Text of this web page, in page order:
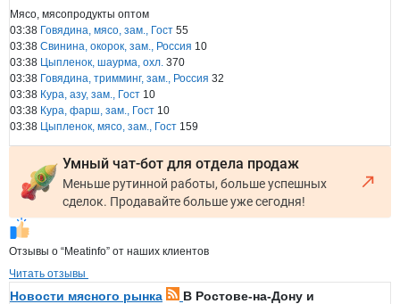
Мясо, мясопродукты оптом
03:38 Говядина, мясо, зам., Гост 55
03:38 Свинина, окорок, зам., Россия 10
03:38 Цыпленок, шаурма, охл. 370
03:38 Говядина, тримминг, зам., Россия 32
03:38 Кура, азу, зам., Гост 10
03:38 Кура, фарш, зам., Гост 10
03:38 Цыпленок, мясо, зам., Гост 159
Умный чат-бот для отдела продаж
Меньше рутинной работы, больше успешных
сделок. Продавайте больше уже сегодня!
Отзывы о “Meatinfo” от наших клиентов
Читать отзывы
Новости мясного рынка
В Ростове-на-Дону и